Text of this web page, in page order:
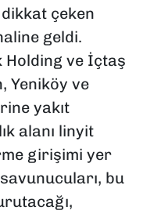
çeken
geldi.
Holding ve İçtaş
Yeniköy ve
yakıt
alanı linyit
girişimi yer
bu